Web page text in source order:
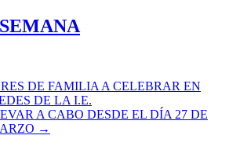
DE FAMILIA A CELEBRAR EN
DE LA I.E.
A CABO DESDE EL DÍA 27 DE
→